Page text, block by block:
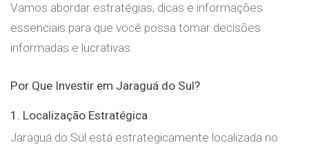
Vamos abordar estratégias, dicas e informações
essenciais para que você possa tomar decisões
informadas e lucrativas.
Por Que Investir em Jaraguá do Sul?
1. Localização Estratégica
Jaraguá do Sul está estrategicamente localizada no